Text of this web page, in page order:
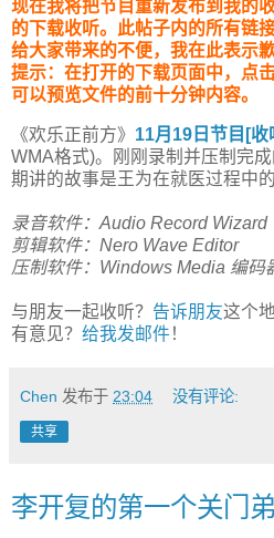
现在我将把节目重新发布到我的
的下载收听。此帖子内的所有链
给大家带来的不便，我在此表示歉
提示：在打开的下载页面中，点
可以预览文件的前十分钟内容。
《欢乐正前方》 11月19日节目[收
WMA格式)。刚刚录制并压制完
期讲的故事是王为在就医过程中的
录音软件：Audio Record Wizard
剪辑软件：Nero Wave Editor
压制软件：Windows Media 编码
与朋友一起收听？ 告诉朋友这个
有意见？ 给我发邮件 ！
Chen 发布于 23:04 没有评论:
共享
李开复的第一个关门